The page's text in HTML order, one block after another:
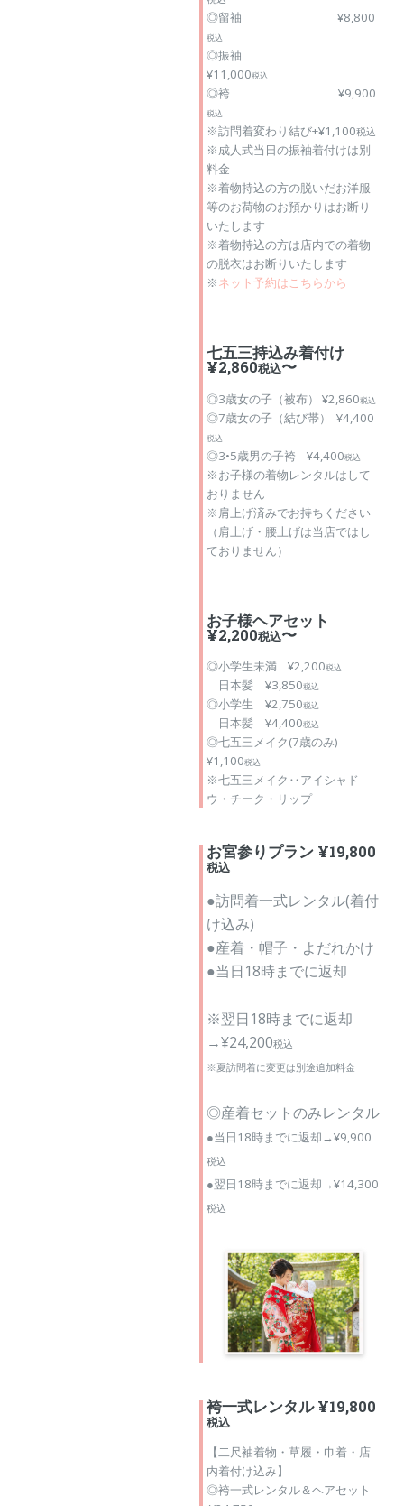
◎留袖 ¥8,800
税込
◎振袖
¥11,000税込
◎袴 ¥9,900
税込
※訪問着変わり結び+¥1,100税込
※成人式当日の振袖着付けは別
料金
※着物持込の方の脱いだお洋服
等のお荷物のお預かりはお断り
いたします
※着物持込の方は店内での着物
の脱衣はお断りいたします
※ネット予約はこちらから
七五三持込み着付け
¥2,860税込〜
◎3歳女の子（被布） ¥2,860税込
◎7歳女の子（結び帯） ¥4,400
税込
◎3•5歳男の子袴 ¥4,400税込
※お子様の着物レンタルはして
おりません
※肩上げ済みでお持ちください
（肩上げ・腰上げは当店ではし
ておりません）
お子様ヘアセット
¥2,200税込〜
◎小学生未満 ¥2,200税込
日本髪 ¥3,850税込
◎小学生 ¥2,750税込
日本髪 ¥4,400税込
◎七五三メイク(7歳のみ)
¥1,100税込
※七五三メイク‥アイシャド
ウ・チーク・リップ
お宮参りプラン ¥19,800
税込
●訪問着一式レンタル(着付
け込み)
●産着・帽子・よだれかけ
●当日18時までに返却
※翌日18時までに返却
→¥24,200税込
※夏訪問着に変更は別途追加料金
◎産着セットのみレンタル
●当日18時までに返却→¥9,900
税込
●翌日18時までに返却→¥14,300
税込
袴一式レンタル ¥19,800
税込
【二尺袖着物・草履・巾着・店
内着付け込み】
◎袴一式レンタル＆ヘアセット